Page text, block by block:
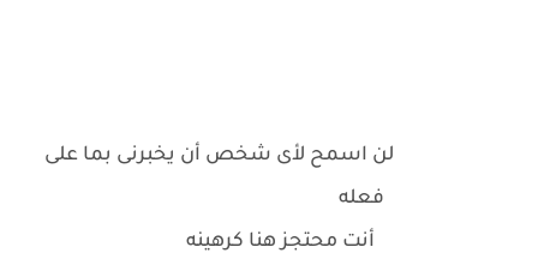
لن اسمح لأى شخص أن يخبرنى بما على
فعله
أنت محتجز هنا كرهينه